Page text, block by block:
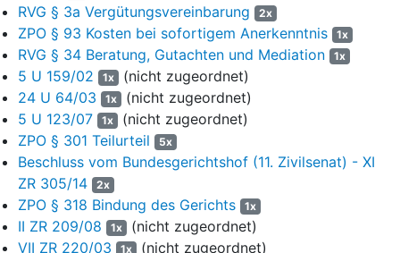
468).
8
Zum 01.09.2015 stellte das beklagte Land den gebündelten
Rundholzverkauf um und richtete in den Landkreisen
Holzverkaufsstellen ein, die seither den Holzverkauf für
Körperschafts- und Privatwaldbesitzer mit Waldflächen über 100
ha übernehmen.
9
Die Klägerin ist seit 24.05.2018 im
Rechtsdienstleistungsregister registriert. Bereits vor ihrer
Registrierung hatte sie mit einigen der Zedenten Vorverträge
über den Kauf von Forderungen geschlossen. Nach ihrer
Registrierung schloss sie mit sämtlichen Zedenten Kauf- bzw.
RVG § 3a Vergütungsvereinbarung 2x
ZPO § 93 Kosten bei sofortigem Anerkenntnis 1x
RVG § 34 Beratung, Gutachten und Mediation 1x
5 U 159/02 1x (nicht zugeordnet)
24 U 64/03
1x (nicht zugeordnet)
5 U 123/07
1x (nicht zugeordnet)
ZPO § 301 Teilurteil
5x
Beschluss vom Bundesgerichtshof (11. Zivilsenat) - XI
ZR 305/14
2x
ZPO § 318 Bindung des Gerichts 1x
II ZR 209/08 1x (nicht zugeordnet)
VII ZR 220/03
1x (nicht zugeordnet)